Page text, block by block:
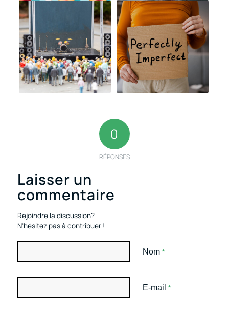
0
RÉPONSES
Laisser un
commentaire
Rejoindre la discussion?
N’hésitez pas à contribuer !
Nom *
E-mail *